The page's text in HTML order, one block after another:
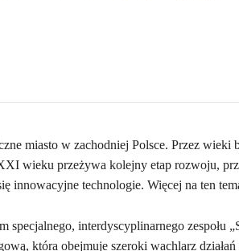
miasto w zachodniej Polsce. Przez wieki
wieku przeżywa kolejny etap rozwoju,
innowacyjne technologie. Więcej na ten
specjalnego, interdyscyplinarnego zespołu
która obejmuje szeroki wachlarz